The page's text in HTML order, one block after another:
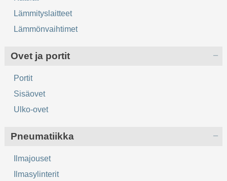
Lämmityslaitteet
Lämmönvaihtimet
Ovet ja portit
Portit
Sisäovet
Ulko-ovet
Pneumatiikka
Ilmajouset
Ilmasylinterit